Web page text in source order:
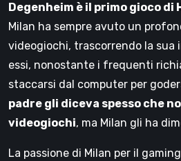
Degenheim è il primo gioco
Milan ha sempre avuto un
videogiochi, trascorrendo la sua
essi, nonostante i frequenti
staccarsi dal computer per
padre gli diceva spesso che
videogiochi, ma Milan gli ha
La passione di Milan per il